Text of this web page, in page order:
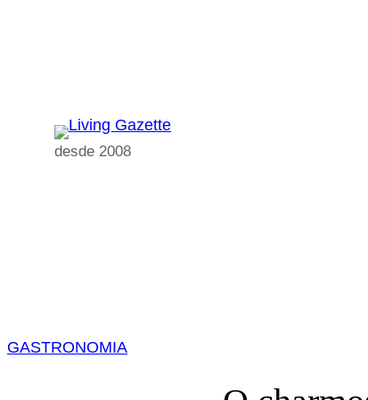
desde 2008
GASTRONOMIA